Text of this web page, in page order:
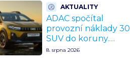
desítky tisíc
AKTUALITY
ADAC spočítal
provozní náklady 30
SUV do koruny.
Nejlevnější vyjde na
8. srpna 2026